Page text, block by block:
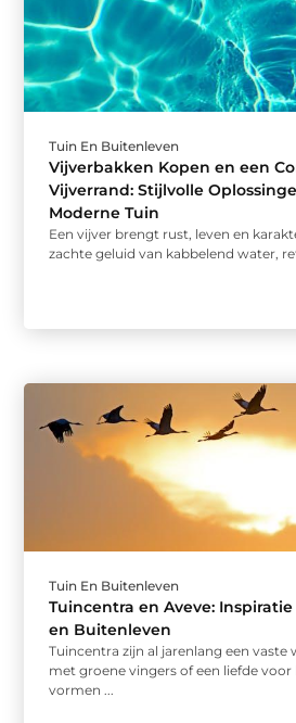
Tuin En Buitenleven
Vijverbakken Kopen en een
Vijverrand: Stijlvolle
Moderne Tuin
Een vijver brengt rust, leven en
zachte geluid van kabbelend water,
Tuin En Buitenleven
Tuincentra en Aveve:
en Buitenleven
Tuincentra zijn al jarenlang een vaste
met groene vingers of een liefde
vormen ...